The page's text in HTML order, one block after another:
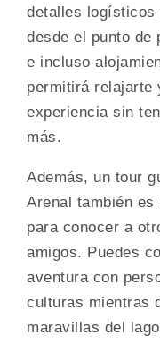
detalles logísticos
desde el punto de
e incluso
permitirá relajarte
experiencia sin
más.
Además, un tour
Arenal también es
para conocer a
amigos. Puedes
aventura con
culturas mientras
maravillas del